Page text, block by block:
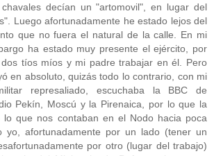
decían un "artomovil", en lugar del
Luego afortunadamente he estado lejos del
que no fuera el natural de la calle. En mi
ha estado muy presente el ejército, por
tíos míos y mi padre trabajar en él. Pero
en absoluto, quizás todo lo contrario, con mi
represaliado, escuchaba la BBC de
Pekín, Moscú y la Pirenaica, por lo que la
lo que nos contaban en el Nodo hacia poca
yo, afortunadamente por un lado (tener un
por otro (lugar del trabajo)